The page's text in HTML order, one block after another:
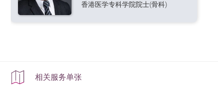
香港医学专科学院院士(骨科)
相关服务单张